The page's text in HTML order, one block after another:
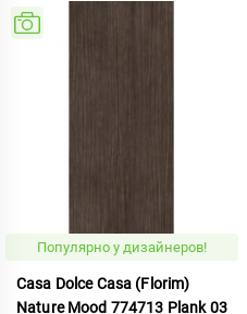
Популярно у дизайнеров!
Casa Dolce Casa (Florim)
Nature Mood 774713 Plank 03